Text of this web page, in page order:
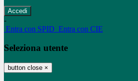
-
Entra con SPID Entra con CIE
Seleziona utente
button close ×